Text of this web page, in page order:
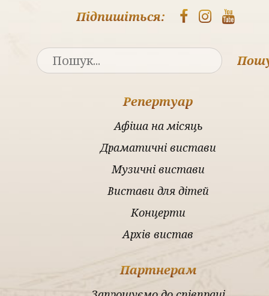
Підпишіться:
Репертуар
Афіша на місяць
Драматичні вистави
Музичні вистави
Вистави для дітей
Концерти
Архів вистав
Партнерам